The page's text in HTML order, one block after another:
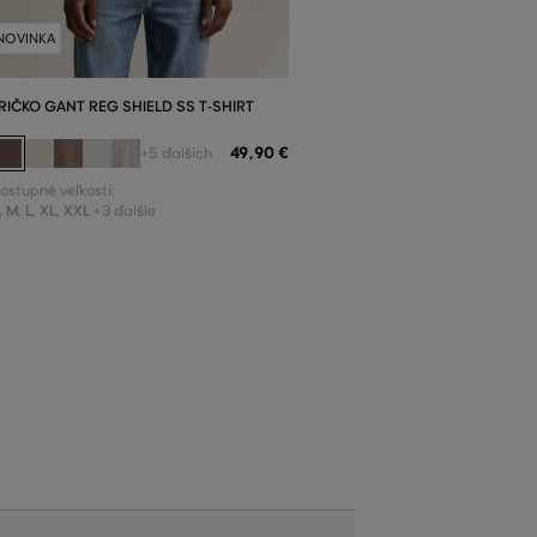
GANT REG SHIELD SS T-SHIRT
+5 ďalších 49,90 €
veľkosti:
, M, L, XL, XXL +3 ďalšie